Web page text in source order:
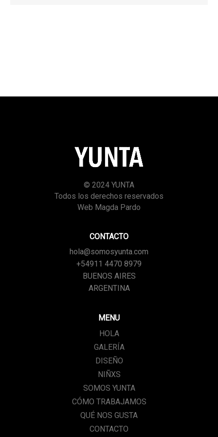
© 2024 YUNTA
Todos los derechos reservados
Web Magda Pardo
CONTACTO
hola@somosyunta.com
+54911 4470 8979
BUENOS AIRES
ARGENTINA
MENU
HOLA
GALERÍA
DISEÑO
NIÑXS
SOMOS YUNTA
CÓMO TRABAJAMOS
QUÉ NOS GUSTA
CONTACTO